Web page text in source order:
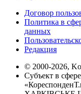
Договор
Политика в
данных
Редакция
© 2000-2026,
Субъект в